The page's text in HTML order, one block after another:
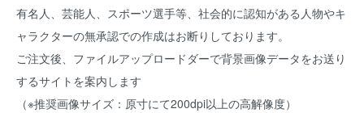
有名人、芸能人、スポーツ選手等、社会的に認知がある人物やキ
ャラクターの無承認での作成はお断りしております。
ご注文後、ファイルアップロードダーで背景画像データをお送り
するサイトを案内します
（※推奨画像サイズ：原寸にて200dpi以上の高解像度）